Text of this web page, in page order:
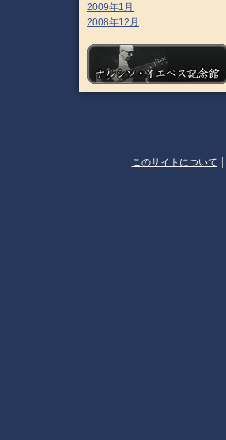
2009年1月
2008年12月
このサイトについて